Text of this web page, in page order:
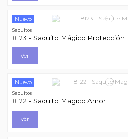
Nuevo
Saquitos
8123 - Saquito Mágico Protección
Ver
Nuevo
Saquitos
8122 - Saquito Mágico Amor
Ver